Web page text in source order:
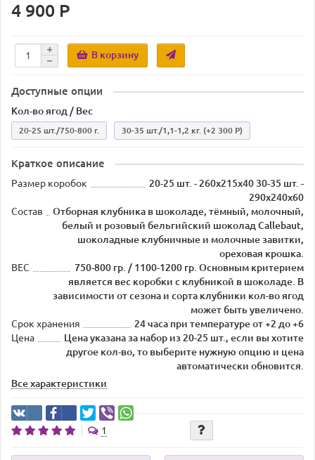
4 900 Р
В корзину
Доступные опции
Кол-во ягод / Вес
20-25 шт./750-800 г. 30-35 шт./1,1-1,2 кг. (+2 300 Р)
Краткое описание
Размер коробок
20-25 шт. - 260х215х40 30-35 шт. -
290х240х60
Состав
Отборная клубника в шоколаде, тёмный, молочный,
белый и розовый бельгийский шоколад Callebaut,
шоколадные клубничные и молочные завитки,
ореховая крошка.
ВЕС
750-800 гр. / 1100-1200 гр. Основным критерием
является вес коробки с клубникой в шоколаде. В
зависимости от сезона и сорта клубники кол-во ягод
может быть увеличено.
Срок хранения
24 часа при температуре от +2 до +6
Цена
Цена указана за набор из 20-25 шт., если вы хотите
другое кол-во, то выберите нужную опцию и цена
автоматически обновится.
Все характеристики
1